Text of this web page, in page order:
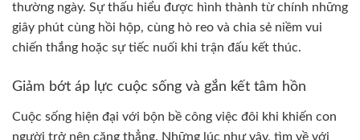
thường ngày. Sự thấu hiểu được hình thành từ chính những
giây phút cùng hồi hộp, cùng hò reo và chia sẻ niềm vui
chiến thắng hoặc sự tiếc nuối khi trận đấu kết thúc.
Giảm bớt áp lực cuộc sống và gắn kết tâm hồn
Cuộc sống hiện đại với bộn bề công việc đôi khi khiến con
người trở nên căng thẳng. Những lúc như vậy, tìm về với